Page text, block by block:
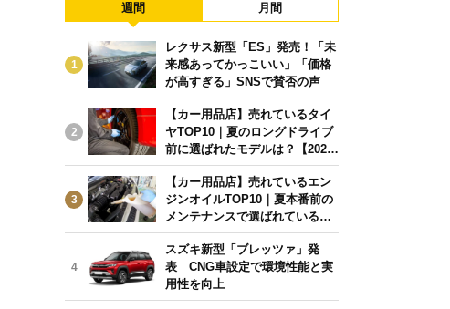
週間 月間
1
レクサス新型「ES」発売！「未
来感あってかっこいい」「価格
が高すぎる」SNSで賛否の声
2
【カー用品店】売れているタイ
ヤTOP10｜夏のロングドライブ
前に選ばれたモデルは？【2026
年6月版】
3
【カー用品店】売れているエン
ジンオイルTOP10｜夏本番前の
メンテナンスで選ばれている人
気モデルは？【2026年6月版】
4
スズキ新型「ブレッツァ」発
表 CNG車設定で環境性能と実
用性を向上